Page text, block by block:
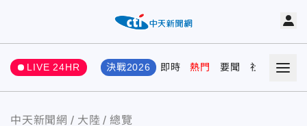
LIVE 24HR 決戰2026 即時 熱門 要聞 社會 娛樂
中天新聞網 大陸 總覽